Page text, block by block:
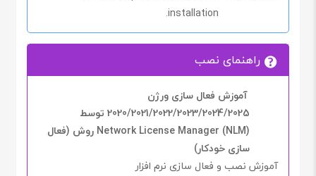
installation.
راهنمای نصب
آموزش فعال سازی ورژن
2020/2021/2022/2023/2024/2025 توسط
Network License Manager (NLM) روش (فعال
سازی خودکار)
آموزش نصب و فعال سازی نرم افزار